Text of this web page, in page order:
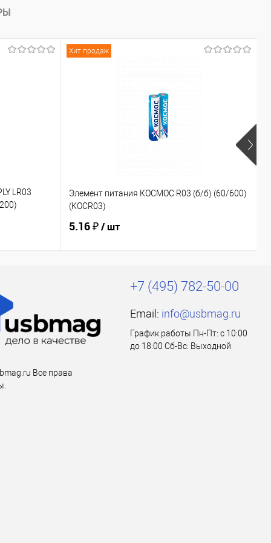
LR03
Хит продаж
Элемент питания КОСМОС R03 (б/б) (60/600)
(KOCR03)
5.16 ₽/ шт
Все права
+7 (495) 782-50-00
Email: info@usbmag.ru
График работы Пн-Пт: с 10:00
до 18:00 Сб-Вс: Выходной